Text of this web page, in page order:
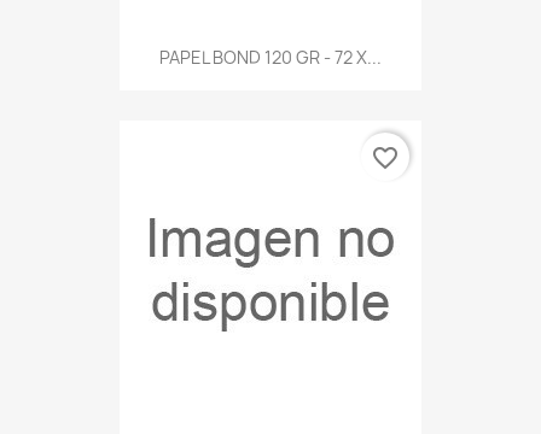
PAPEL BOND 120 GR - 72 X...
favorite_border